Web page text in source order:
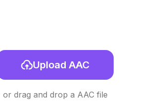
Upload AAC
or drag and drop a AAC file